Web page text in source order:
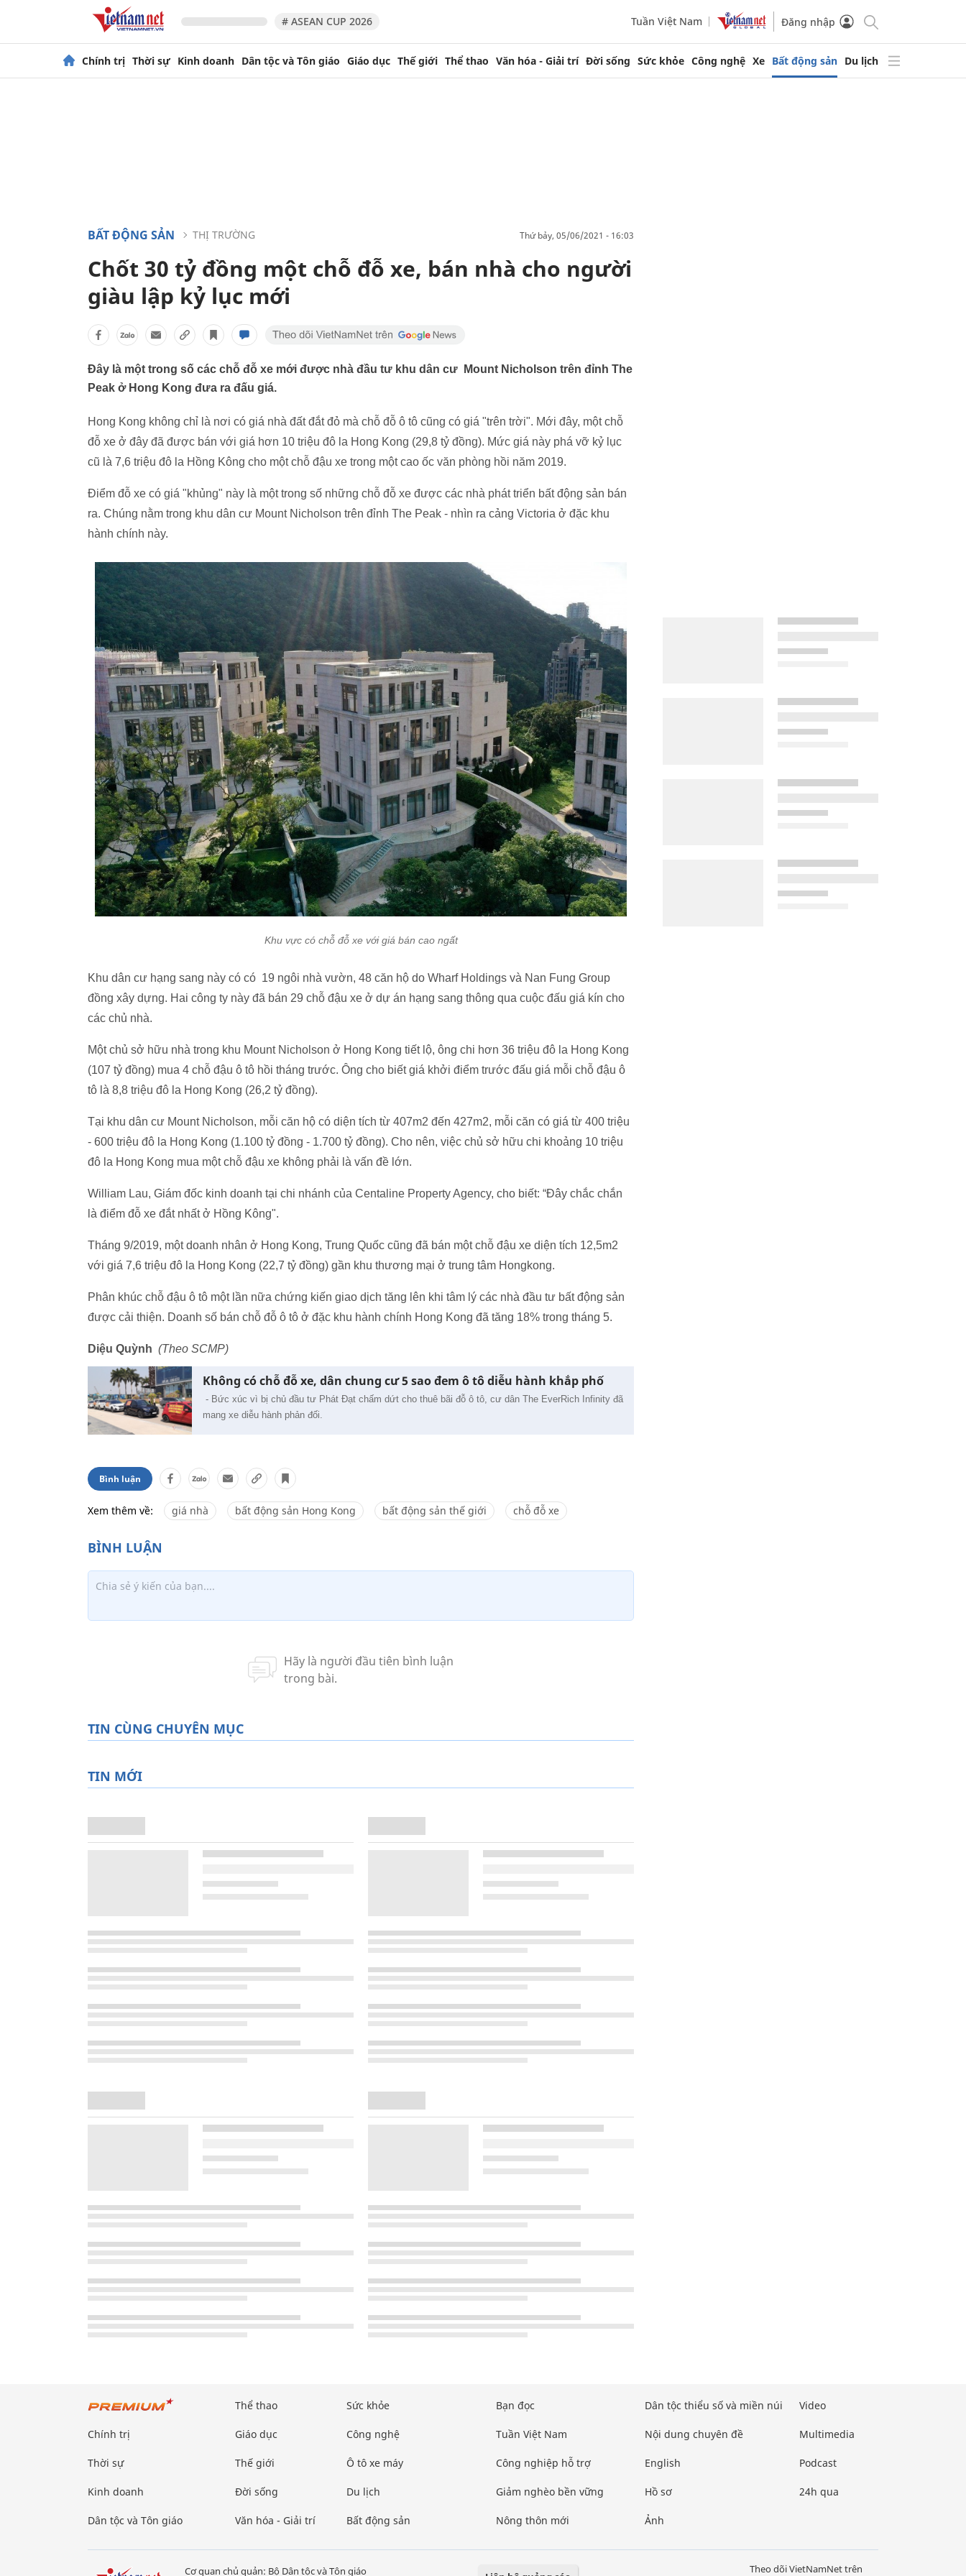
# ASEAN CUP 2026 Tuần Việt Nam Đăng nhập
Chính trị Thời sự Kinh doanh Dân tộc và Tôn giáo Giáo dục Thế giới Thể thao Văn hóa - Giải trí Đời sống Sức khỏe Công nghệ Xe Bất động sản Du lịch
BẤT ĐỘNG SẢN THỊ TRƯỜNG thứ bảy, 05/06/2021 - 16:03
Chốt 30 tỷ đồng một chỗ đỗ xe, bán nhà cho người
giàu lập kỷ lục mới
Đây là một trong số các chỗ đỗ xe mới được nhà đầu tư khu dân cư Mount Nicholson trên đỉnh The
Peak ở Hong Kong đưa ra đấu giá.
Hong Kong không chỉ là nơi có giá nhà đất đắt đỏ mà chỗ đỗ ô tô cũng có giá "trên trời". Mới đây, một chỗ
đỗ xe ở đây đã được bán với giá hơn 10 triệu đô la Hong Kong (29,8 tỷ đồng). Mức giá này phá vỡ kỷ lục
cũ là 7,6 triệu đô la Hồng Kông cho một chỗ đậu xe trong một cao ốc văn phòng hồi năm 2019.
Điểm đỗ xe có giá "khủng" này là một trong số những chỗ đỗ xe được các nhà phát triển bất động sản bán
ra. Chúng nằm trong khu dân cư Mount Nicholson trên đỉnh The Peak - nhìn ra cảng Victoria ở đặc khu
hành chính này.
Khu vực có chỗ đỗ xe với giá bán cao ngất
Khu dân cư hạng sang này có có 19 ngôi nhà vườn, 48 căn hộ do Wharf Holdings và Nan Fung Group
đồng xây dựng. Hai công ty này đã bán 29 chỗ đậu xe ở dự án hạng sang thông qua cuộc đấu giá kín cho
các chủ nhà.
Một chủ sở hữu nhà trong khu Mount Nicholson ở Hong Kong tiết lộ, ông chi hơn 36 triệu đô la Hong Kong
(107 tỷ đồng) mua 4 chỗ đậu ô tô hồi tháng trước. Ông cho biết giá khởi điểm trước đấu giá mỗi chỗ đậu ô
tô là 8,8 triệu đô la Hong Kong (26,2 tỷ đồng).
Tại khu dân cư Mount Nicholson, mỗi căn hộ có diện tích từ 407m2 đến 427m2, mỗi căn có giá từ 400 triệu
- 600 triệu đô la Hong Kong (1.100 tỷ đồng - 1.700 tỷ đồng). Cho nên, việc chủ sở hữu chi khoảng 10 triệu
đô la Hong Kong mua một chỗ đậu xe không phải là vấn đề lớn.
William Lau, Giám đốc kinh doanh tại chi nhánh của Centaline Property Agency, cho biết: “Đây chắc chắn
là điểm đỗ xe đắt nhất ở Hồng Kông".
Tháng 9/2019, một doanh nhân ở Hong Kong, Trung Quốc cũng đã bán một chỗ đậu xe diện tích 12,5m2
với giá 7,6 triệu đô la Hong Kong (22,7 tỷ đồng) gần khu thương mại ở trung tâm Hongkong.
Phân khúc chỗ đậu ô tô một lần nữa chứng kiến giao dịch tăng lên khi tâm lý các nhà đầu tư bất động sản
được cải thiện. Doanh số bán chỗ đỗ ô tô ở đặc khu hành chính Hong Kong đã tăng 18% trong tháng 5.
Diệu Quỳnh (Theo SCMP)
Không có chỗ đỗ xe, dân chung cư 5 sao đem ô tô diễu hành khắp phố
- Bức xúc vì bị chủ đầu tư Phát Đạt chấm dứt cho thuê bãi đỗ ô tô, cư dân The EverRich Infinity đã
mang xe diễu hành phản đối.
Bình luận
Xem thêm về: giá nhà bất động sản Hong Kong bất động sản thế giới chỗ đỗ xe
TIN CÙNG CHUYÊN MỤC
TIN MỚI
Chính trị
Thời sự
Kinh doanh
Dân tộc và Tôn giáo
Thể thao
Giáo dục
Thế giới
Đời sống
Văn hóa - Giải trí
Sức khỏe
Công nghệ
Ô tô xe máy
Du lịch
Bất động sản
Bạn đọc
Tuần Việt Nam
Công nghiệp hỗ trợ
Giảm nghèo bền vững
Nông thôn mới
Dân tộc thiểu số và miền núi
Nội dung chuyên đề
English
Hồ sơ
Ảnh
Video
Multimedia
Podcast
24h qua
Cơ quan chủ quản: Bộ Dân tộc và Tôn giáo Theo dõi VietNamNet trên